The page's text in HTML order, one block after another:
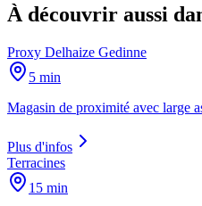
À découvrir aussi
Proxy Delhaize Gedinne
5 min
Magasin de proximité avec large
Plus d'infos
Terracines
15 min